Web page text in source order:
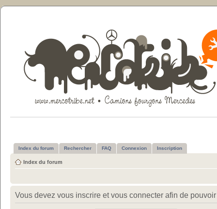
Index du forum Rechercher FAQ Connexion Inscription
Index du forum
Vous devez vous inscrire et vous connecter afin de